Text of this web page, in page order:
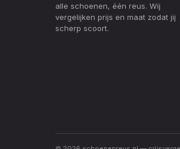
alle schoenen, één reus. Wij
vergelijken prijs en maat zodat jij
scherp scoort.